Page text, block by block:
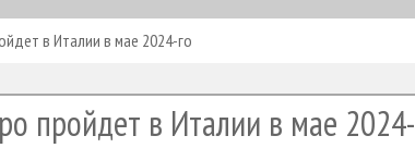
в Италии в мае 2024-го
пройдет в Италии в мае 2024-